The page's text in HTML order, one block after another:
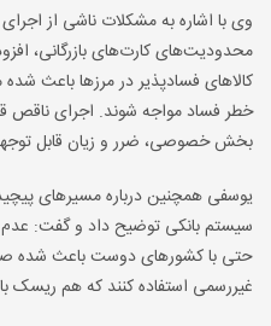
وی با اشاره به مشکلات ناشی از
محدودیت‌های کارت‌های بازرگانی،
کالاهای فسادپذیر در مرزها باعث
خطر فساد مواجه شوند. اجرای ناقص
بخش خصوصی، ضرر و زیان قابل توجهی
یوسفی همچنین درباره مسیرهای
سیستم بانکی توضیح داد و گفت: عدم
حتی با کشورهای دوست باعث شده
غیررسمی استفاده کنند که هم ریسک